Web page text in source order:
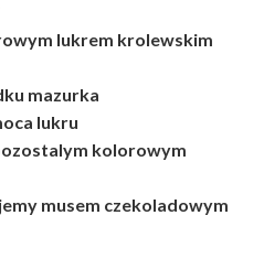
lukrem krolewskim
mazurka
lukru
kolorowym
musem czekoladowym